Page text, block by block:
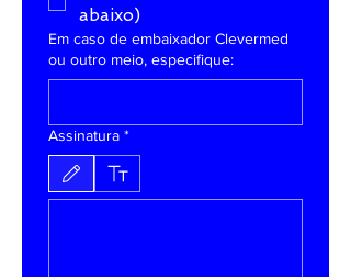
abaixo)
Em caso de embaixador Clevermed
ou outro meio, especifique:
Assinatura *
Modo Desenho selecionado. Desenhar requer um